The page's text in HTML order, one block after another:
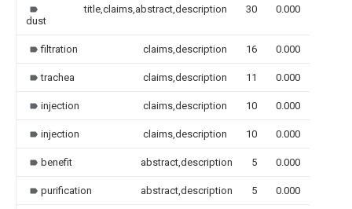
dust
title,claims,abstract,description 30 0.000
filtration claims,description 16 0.000
trachea claims,description 11 0.000
injection claims,description 10 0.000
injection claims,description 10 0.000
benefit abstract,description 5 0.000
purification abstract,description 5 0.000